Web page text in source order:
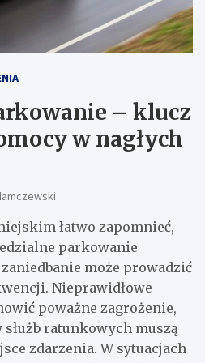
– klucz
w nagłych
łatwo zapomnieć,
parkowanie
może prowadzić
Nieprawidłowe
poważne zagrożenie,
służb ratunkowych muszą
zdarzenia. W sytuacjach